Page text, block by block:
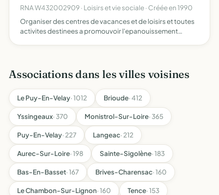
DANS LE DOMAIN…
RNA W432002909 · Loisirs et vie sociale · Créée en 1990
Organiser des centres de vacances et de loisirs et toutes
activites destinees a promouvoir l'epanouissement
Associations dans les villes voisines
Le Puy-En-Velay· 1012 Brioude· 412
Yssingeaux· 370 Monistrol-Sur-Loire· 365
Puy-En-Velay· 227 Langeac· 212
Aurec-Sur-Loire· 198 Sainte-Sigolène· 183
Bas-En-Basset· 167 Brives-Charensac· 160
Le Chambon-Sur-Lignon· 160 Tence· 153